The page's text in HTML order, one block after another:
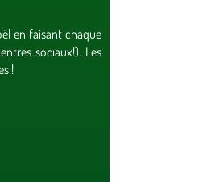
en faisant chaque
sociaux!). Les
!